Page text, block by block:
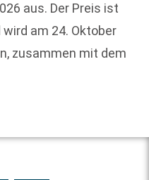
aus. Der Preis ist
am 24. Oktober
zusammen mit dem